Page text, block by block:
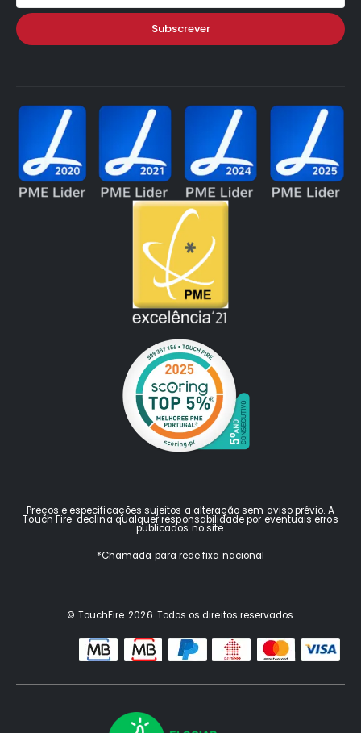
Subscrever
Preços e especificações sujeitos a alteração sem aviso prévio. A
Touch Fire declina qualquer responsabilidade por eventuais erros
publicados no site.
*Chamada para rede fixa nacional
© TouchFire. 2026. Todos os direitos reservados